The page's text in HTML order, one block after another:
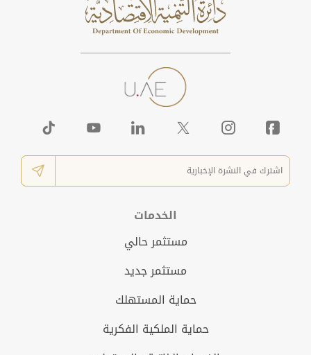
الخدمات
مستثمر حالي
مستثمر جديد
حماية المستهلك
حماية الملكية الفكرية